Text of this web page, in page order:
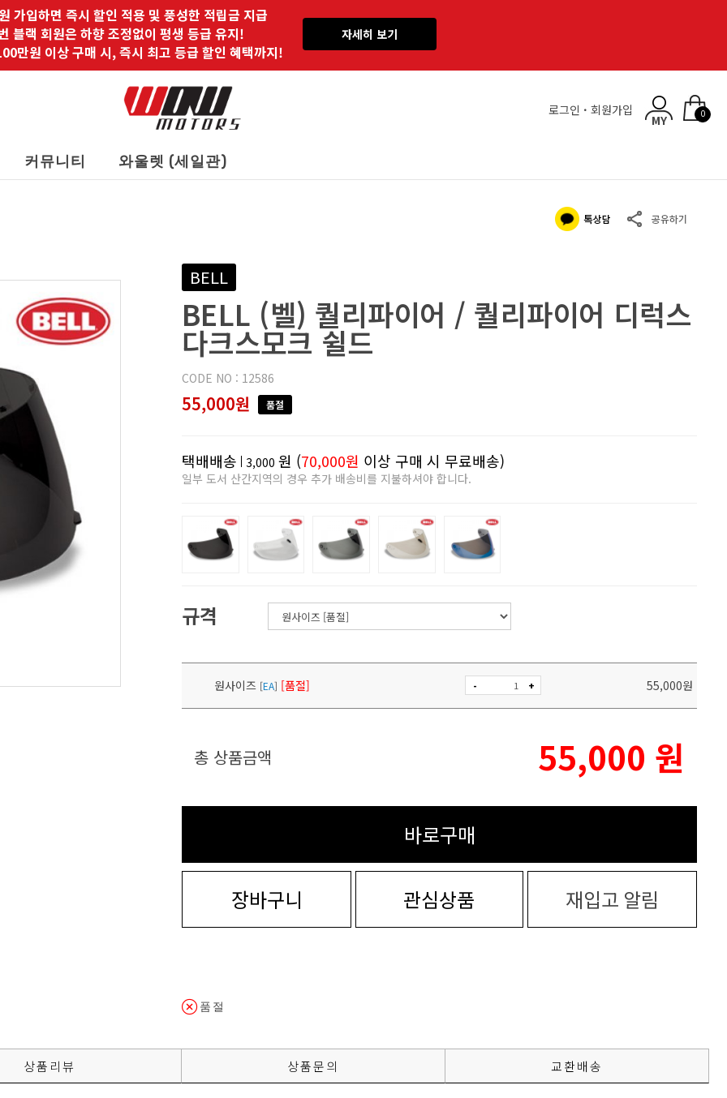
가입하면 즉시 할인 적용 및 풍성한 적립금 지급
블랙 회원은 하향 조정없이 평생 등급 유지!
만원 이상 구매 시, 즉시 최고 등급 할인 혜택까지!
자세히 보기
로그인 · 회원가입 0
커뮤니티 와울렛 (세일관)
BELL
BELL (벨) 퀄리파이어 / 퀄리파이어 디럭스
다크스모크 쉴드
CODE NO : 12586
55,000원 품절
택배배송 3,000 원 (70,000원 이상 구매 시 무료배송)
일부 도서 산간지역의 경우 추가 배송비를 지불하셔야 합니다.
규격
원사이즈 [EA] [품절] - + 55,000원
총 상품금액 55,000 원
바로구매
장바구니 관심상품 재입고 알림
품절
상품리뷰 상품문의 교환배송